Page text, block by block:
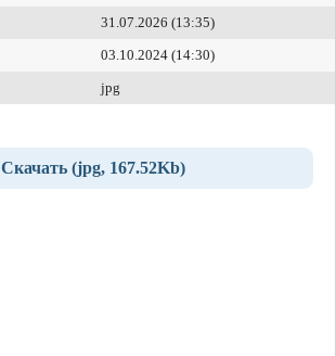
31.07.2026 (13:35)
03.10.2024 (14:30)
jpg
Скачать (jpg, 167.52Kb)